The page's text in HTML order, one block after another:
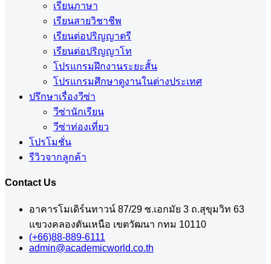
เรียนภาษา
เรียนสายวิชาชีพ
เรียนต่อปริญญาตรี
เรียนต่อปริญญาโท
โปรแกรมฝึกงานระยะสั้น
โปรแกรมศึกษาดูงานในต่างประเทศ
ปรึกษาเรื่องวีซ่า
วีซ่านักเรียน
วีซ่าท่องเที่ยว
โปรโมชั่น
รีวิวจากลูกค้า
Contact Us
อาคารโมเดิร์นทาวน์ 87/29 ซ.เอกมัย 3 ถ.สุขุมวิท 63
แขวงคลองตันเหนือ เขตวัฒนา กทม 10110
(+66)88-889-6111
admin@academicworld.co.th